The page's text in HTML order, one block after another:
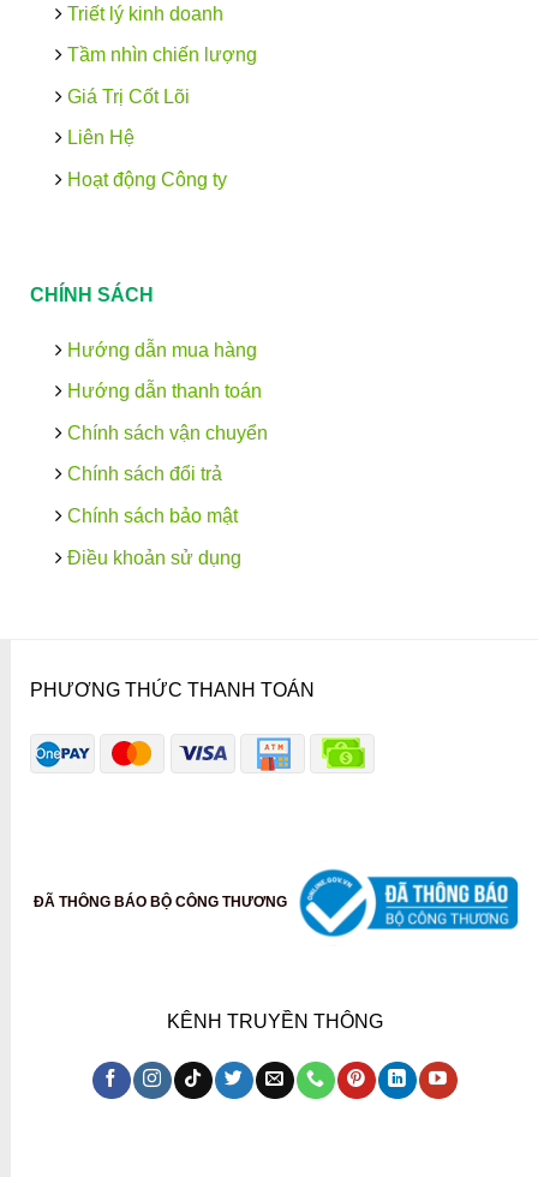
Triết lý kinh doanh
Tầm nhìn chiến lượng
Giá Trị Cốt Lõi
Liên Hệ
Hoạt động Công ty
CHÍNH SÁCH
Hướng dẫn mua hàng
Hướng dẫn thanh toán
Chính sách vận chuyển
Chính sách đổi trả
Chính sách bảo mật
Điều khoản sử dụng
PHƯƠNG THỨC THANH TOÁN
ĐÃ THÔNG BÁO BỘ CÔNG THƯƠNG
KÊNH TRUYỀN THÔNG